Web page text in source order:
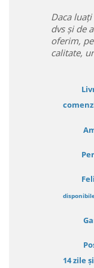
Daca
dvs și de
oferim,
calitate,
14 zile